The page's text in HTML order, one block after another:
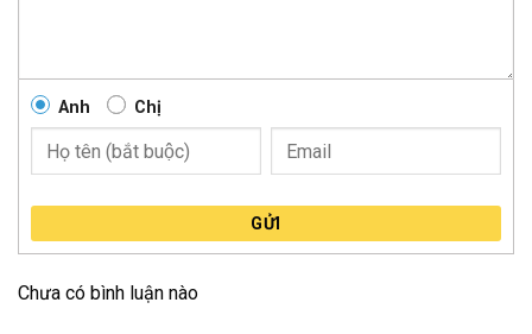
Anh Chị
GỬI
Chưa có bình luận nào